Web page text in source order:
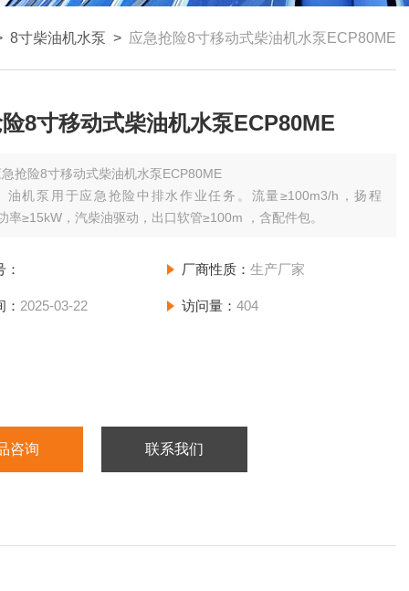
8寸柴油机水泵 > 应急抢险8寸移动式柴油机水泵ECP80ME
8寸移动式柴油机水泵ECP80ME
抢险8寸移动式柴油机水泵ECP80ME
油机泵用于应急抢险中排水作业任务。流量≥100m3/h，扬程
率≥15kW，汽柴油驱动，出口软管≥100m ，含配件包。
厂商性质： 生产厂家
2025-03-22 访问量： 404
咨询 联系我们